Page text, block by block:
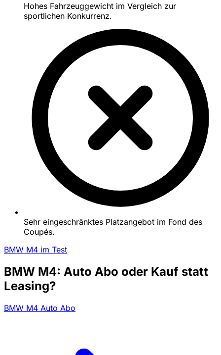
Hohes Fahrzeuggewicht im Vergleich zur
sportlichen Konkurrenz.
Sehr eingeschränktes Platzangebot im Fond des
Coupés.
BMW M4 im Test
BMW M4: Auto Abo oder Kauf statt
Leasing?
BMW M4 Auto Abo